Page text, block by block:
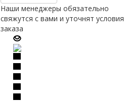
Наши менеджеры обязательно
свяжутся с вами и уточнят условия
заказа